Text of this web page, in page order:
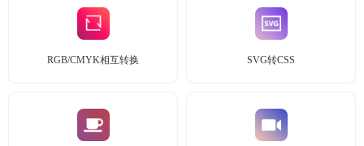
RGB/CMYK相互转换 SVG转CSS